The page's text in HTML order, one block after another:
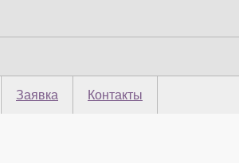
Заявка Контакты